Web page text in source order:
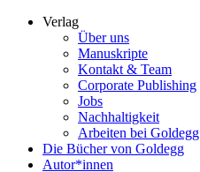
Verlag
Über uns
Manuskripte
Kontakt & Team
Corporate Publishing
Jobs
Nachhaltigkeit
Arbeiten bei Goldegg
Die Bücher von Goldegg
Autor*innen